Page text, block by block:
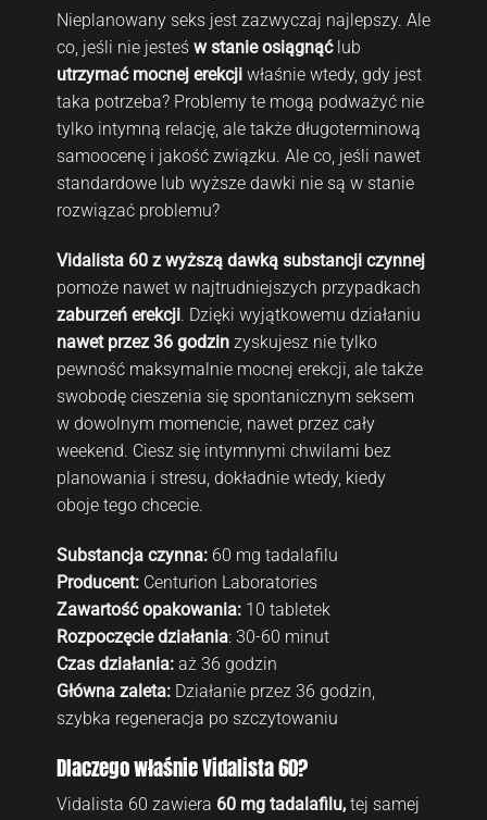
Nieplanowany seks jest zazwyczaj najlepszy. Ale
co, jeśli nie jesteśw stanie osiągnąćlub
utrzymać mocnej erekcjiwłaśnie wtedy, gdy jest
taka potrzeba? Problemy te mogą podważyć nie
tylko intymną relację, ale także długoterminową
samoocenę i jakość związku. Ale co, jeśli nawet
standardowe lub wyższe dawki nie są w stanie
rozwiązać problemu?
Vidalista 60 z wyższą dawką substancji czynnej
pomoże nawet w najtrudniejszych przypadkach
zaburzeń erekcji. Dzięki wyjątkowemu działaniu
nawet przez 36 godzin zyskujesz nie tylko
pewność maksymalnie mocnej erekcji, ale także
swobodę cieszenia się spontanicznym seksem
w dowolnym momencie, nawet przez cały
weekend. Ciesz się intymnymi chwilami bez
planowania i stresu, dokładnie wtedy, kiedy
oboje tego chcecie.
Substancja czynna:60 mg tadalafilu
Producent:Centurion Laboratories
Zawartość opakowania:10 tabletek
Rozpoczęcie działania: 30-60 minut
Czas działania:aż 36 godzin
Główna zaleta:Działanie przez 36 godzin,
szybka regeneracja po szczytowaniu
Dlaczego właśnie Vidalista 60?
Vidalista 60 zawiera 60 mg tadalafilu,tej samej